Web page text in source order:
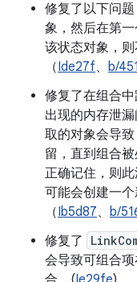
修复了以下问
象，然后在第
该状态对象，则
（Ide27f、 b/
修复了在组合
出现的内存泄
取的对象会导致
留，直到组合
正确记住，则
可能会创建一
（Ib5d87、 b/
修复了
会导致可组合